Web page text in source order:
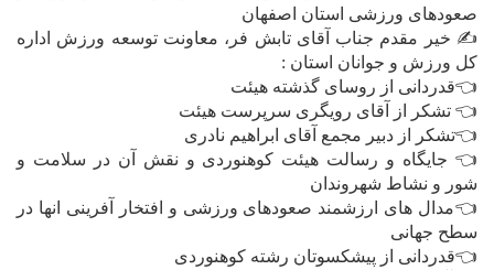
صعودهای ورزشی استان اصفهان
✍ خیر مقدم جناب آقای تابش فر، معاونت توسعه ورزش اداره
کل ورزش و جوانان استان :
👈قدردانی از روسای گذشته هیئت
👈 تشکر از آقای رویگری سرپرست هیئت
👈تشکر از دبیر مجمع آقای ابراهیم نادری
👈 جایگاه و رسالت هیئت کوهنوردی و نقش آن در سلامت و
شور و نشاط شهروندان
👈مدال های ارزشمند صعودهای ورزشی و افتخار آفرینی انها در
سطح جهانی
👈قدردانی از پیشکسوتان رشته کوهنوردی